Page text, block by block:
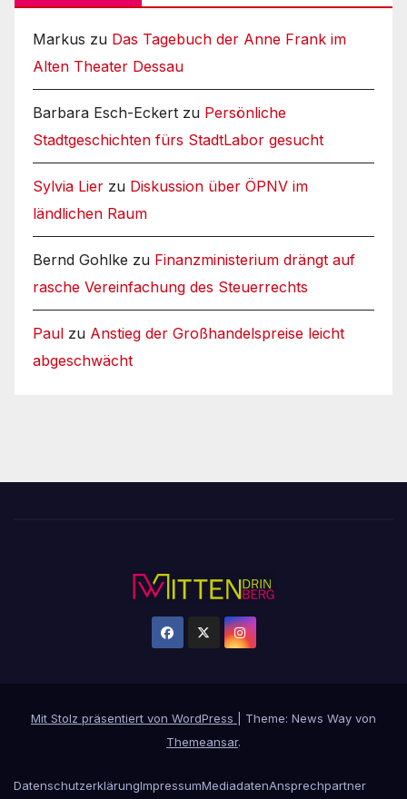
Markus zu Das Tagebuch der Anne Frank im
Alten Theater Dessau
Barbara Esch-Eckert zu Persönliche
Stadtgeschichten fürs StadtLabor gesucht
Sylvia Lier zu Diskussion über ÖPNV im
ländlichen Raum
Bernd Gohlke zu Finanzministerium drängt auf
rasche Vereinfachung des Steuerrechts
Paul zu Anstieg der Großhandelspreise leicht
abgeschwächt
Mit Stolz präsentiert von WordPress
Theme: News Way von
Themeansar.
DatenschutzerklärungImpressumMediadatenAnsprechpartner